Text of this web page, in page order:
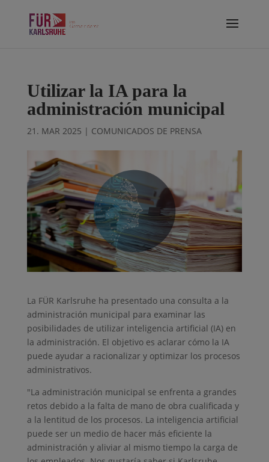
Utilizar la IA para la
administración municipal
21. MAR 2025 | COMUNICADOS DE PRENSA
La FÜR Karlsruhe ha presentado una consulta a la
administración municipal para examinar las
posibilidades de utilizar inteligencia artificial (IA) en
la administración. El objetivo es aclarar cómo la IA
puede ayudar a racionalizar y optimizar los procesos
administrativos.
"La administración municipal se enfrenta a grandes
retos debido a la falta de mano de obra cualificada y
a la lentitud de los procesos. La inteligencia artificial
puede ser un medio de hacer más eficiente la
administración y aliviar al mismo tiempo la carga de